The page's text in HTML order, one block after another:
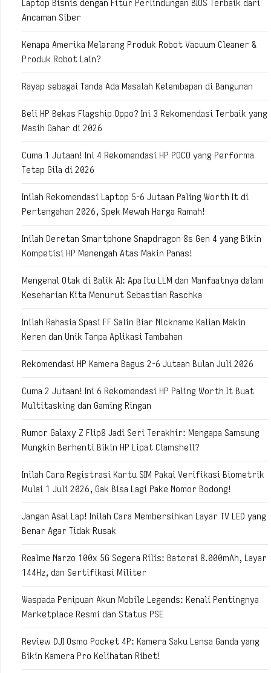
Laptop Bisnis dengan Fitur Perlindungan BIOS Terbaik dari
Ancaman Siber
Kenapa Amerika Melarang Produk Robot Vacuum Cleaner &
Produk Robot Lain?
Rayap sebagai Tanda Ada Masalah Kelembapan di Bangunan
Beli HP Bekas Flagship Oppo? Ini 3 Rekomendasi Terbaik yang
Masih Gahar di 2026
Cuma 1 Jutaan! Ini 4 Rekomendasi HP POCO yang Performa
Tetap Gila di 2026
Inilah Rekomendasi Laptop 5-6 Jutaan Paling Worth It di
Pertengahan 2026, Spek Mewah Harga Ramah!
Inilah Deretan Smartphone Snapdragon 8s Gen 4 yang Bikin
Kompetisi HP Menengah Atas Makin Panas!
Mengenal Otak di Balik AI: Apa Itu LLM dan Manfaatnya dalam
Keseharian Kita Menurut Sebastian Raschka
Inilah Rahasia Spasi FF Salin Biar Nickname Kalian Makin
Keren dan Unik Tanpa Aplikasi Tambahan
Rekomendasi HP Kamera Bagus 2-6 Jutaan Bulan Juli 2026
Cuma 2 Jutaan! Ini 6 Rekomendasi HP Paling Worth It Buat
Multitasking dan Gaming Ringan
Rumor Galaxy Z Flip8 Jadi Seri Terakhir: Mengapa Samsung
Mungkin Berhenti Bikin HP Lipat Clamshell?
Inilah Cara Registrasi Kartu SIM Pakai Verifikasi Biometrik
Mulai 1 Juli 2026, Gak Bisa Lagi Pake Nomor Bodong!
Jangan Asal Lap! Inilah Cara Membersihkan Layar TV LED yang
Benar Agar Tidak Rusak
Realme Narzo 100x 5G Segera Rilis: Baterai 8.000mAh, Layar
144Hz, dan Sertifikasi Militer
Waspada Penipuan Akun Mobile Legends: Kenali Pentingnya
Marketplace Resmi dan Status PSE
Review DJI Osmo Pocket 4P: Kamera Saku Lensa Ganda yang
Bikin Kamera Pro Kelihatan Ribet!